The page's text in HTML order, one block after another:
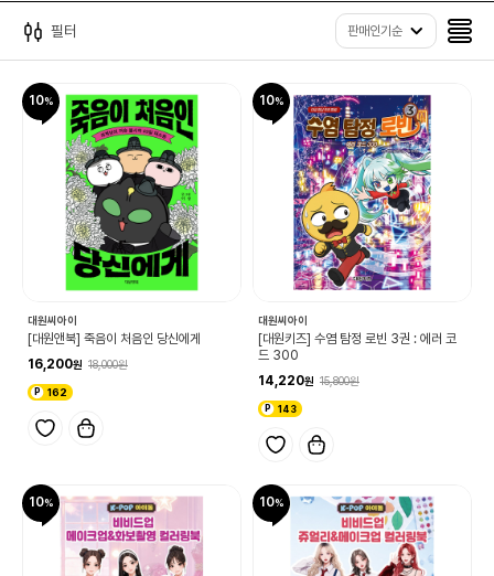
필터 판매인기순
10
대원씨아이
[대원앤북] 죽음이 처음인 당신에게
16,200
18,000
162
10
대원씨아이
[대원키즈] 수염 탐정 로빈 3권 : 에러 코
드 300
14,220
15,800
143
10 10